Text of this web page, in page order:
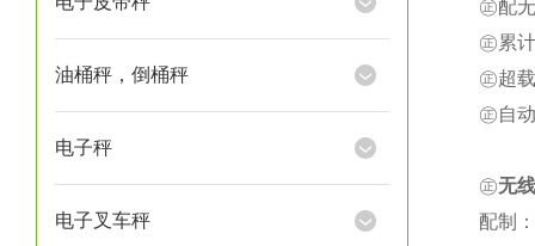
油桶秤，倒桶秤
电子秤
电子叉车秤
㊣配
㊣累
㊣超
㊣自
㊣无
配制